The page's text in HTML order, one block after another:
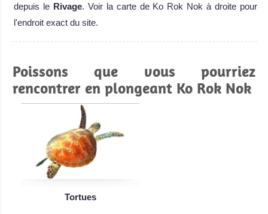
depuis le Rivage. Voir la carte de Ko Rok Nok à droite pour
l'endroit exact du site.
Poissons que vous pourriez
rencontrer en plongeant Ko Rok Nok
Tortues